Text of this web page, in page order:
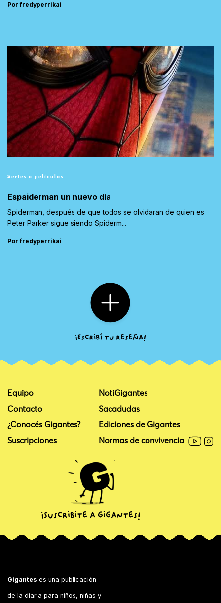
Por fredyperrikai
Series o películas
Espaiderman un nuevo día
Spiderman, después de que todos se olvidaran de quien es
Peter Parker sigue siendo Spiderm...
Por fredyperrikai
Equipo
Contacto
¿Conocés Gigantes?
Suscripciones
NotiGigantes
Sacadudas
Ediciones de Gigantes
Normas de convivencia
Gigantes es una publicación
de la diaria para niños, niñas y